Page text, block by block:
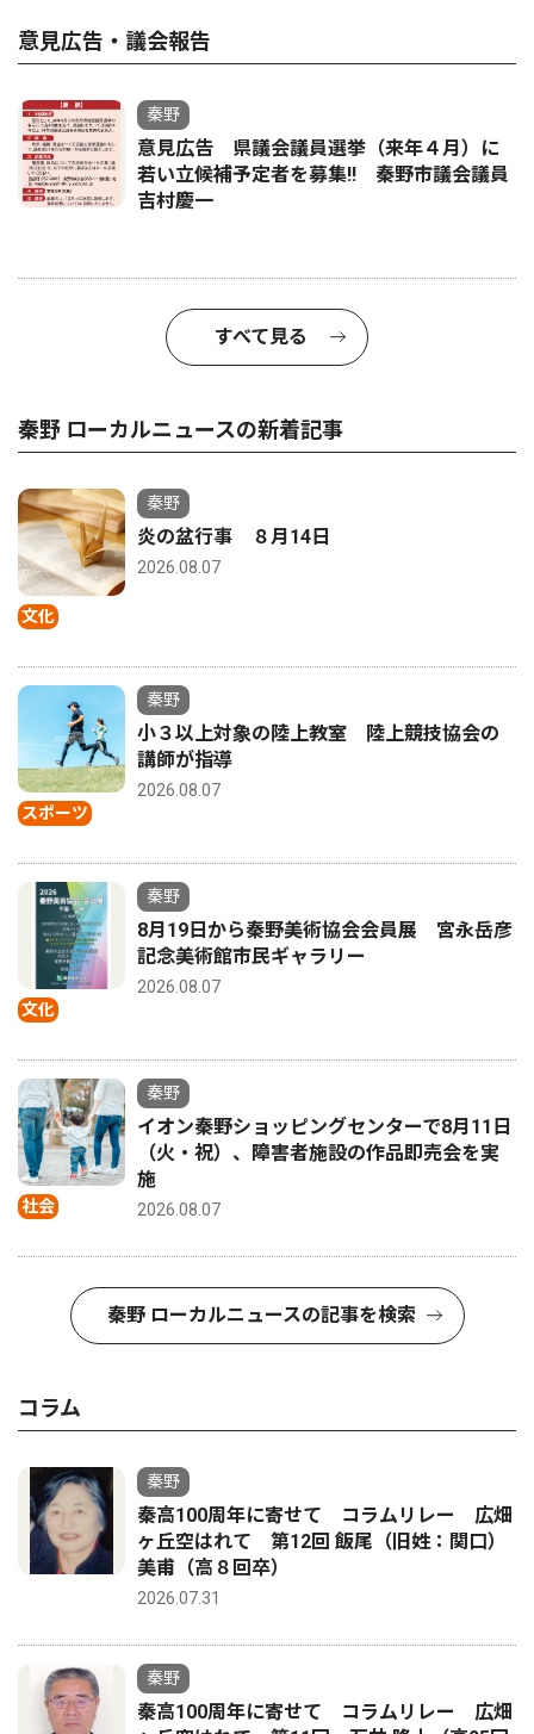
意見広告・議会報告
秦野
意見広告 県議会議員選挙（来年４月）に
若い立候補予定者を募集‼ 秦野市議会議員
吉村慶一
すべて見る
秦野 ローカルニュースの新着記事
文化
秦野
炎の盆行事 ８月14日
2026.08.07
スポーツ
秦野
小３以上対象の陸上教室 陸上競技協会の
講師が指導
2026.08.07
文化
秦野
8月19日から秦野美術協会会員展 宮永岳彦
記念美術館市民ギャラリー
2026.08.07
社会
秦野
イオン秦野ショッピングセンターで8月11日
（火・祝）、障害者施設の作品即売会を実
施
2026.08.07
秦野 ローカルニュースの記事を検索
コラム
秦野
秦高100周年に寄せて コラムリレー 広畑
ヶ丘空はれて 第12回 飯尾（旧姓：関口）
美甫（高８回卒）
2026.07.31
秦野
秦高100周年に寄せて コラムリレー 広畑